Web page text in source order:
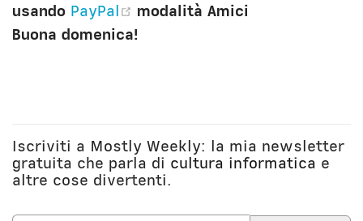
usando PayPal (opens new window)
modalità Amici
Buona domenica!
Iscriviti a Mostly Weekly: la mia newsletter
gratuita che parla di cultura informatica e
altre cose divertenti.